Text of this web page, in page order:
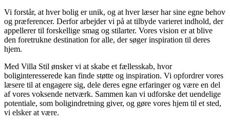
Vi forstår, at hver bolig er unik, og at hver læser har sine egne behov
og præferencer. Derfor arbejder vi på at tilbyde varieret indhold, der
appellerer til forskellige smag og stilarter. Vores vision er at blive
den foretrukne destination for alle, der søger inspiration til deres
hjem.
Med Villa Stil ønsker vi at skabe et fællesskab, hvor
boliginteresserede kan finde støtte og inspiration. Vi opfordrer vores
læsere til at engagere sig, dele deres egne erfaringer og være en del
af vores voksende netværk. Sammen kan vi udforske det uendelige
potentiale, som boligindretning giver, og gøre vores hjem til et sted,
vi elsker at være.